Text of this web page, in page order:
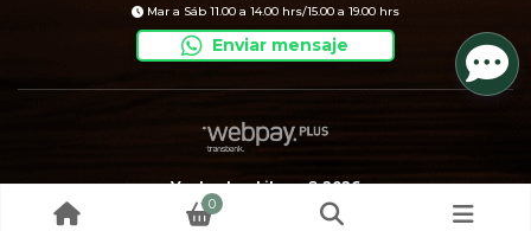
Mar a Sáb 11.00 a 14.00 hrs/15.00 a 19.00 hrs
Enviar mensaje
Vuelan Los Libros © 2026
Creado por
Bsale
0